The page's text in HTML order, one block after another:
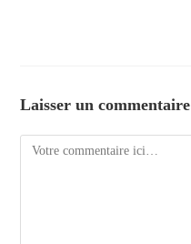
Laisser un commentaire